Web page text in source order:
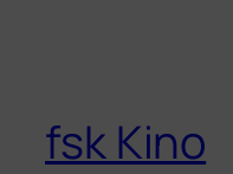
fsk Kino